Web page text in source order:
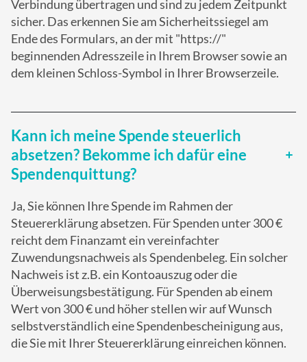
Verbindung übertragen und sind zu jedem Zeitpunkt
sicher. Das erkennen Sie am Sicherheitssiegel am
Ende des Formulars, an der mit "https://"
beginnenden Adresszeile in Ihrem Browser sowie an
dem kleinen Schloss-Symbol in Ihrer Browserzeile.
Kann ich meine Spende steuerlich
absetzen? Bekomme ich dafür eine
Spendenquittung?
Ja, Sie können Ihre Spende im Rahmen der
Steuererklärung absetzen. Für Spenden unter 300 €
reicht dem Finanzamt ein vereinfachter
Zuwendungsnachweis als Spendenbeleg. Ein solcher
Nachweis ist z.B. ein Kontoauszug oder die
Überweisungsbestätigung. Für Spenden ab einem
Wert von 300 € und höher stellen wir auf Wunsch
selbstverständlich eine Spendenbescheinigung aus,
die Sie mit Ihrer Steuererklärung einreichen können.